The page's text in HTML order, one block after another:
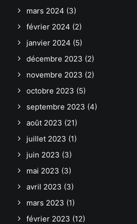
mars 2024 (3)
février 2024 (2)
janvier 2024 (5)
décembre 2023 (2)
novembre 2023 (2)
octobre 2023 (5)
septembre 2023 (4)
août 2023 (21)
juillet 2023 (1)
juin 2023 (3)
mai 2023 (3)
avril 2023 (3)
mars 2023 (1)
février 2023 (12)